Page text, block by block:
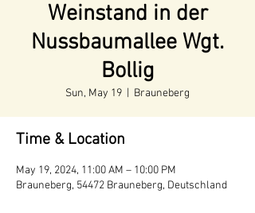
Weinstand in der
Nussbaumallee Wgt.
Bollig
Sun, May 19 Brauneberg
Time & Location
May 19, 2024, 11:00 AM – 10:00 PM
Brauneberg, 54472 Brauneberg, Deutschland